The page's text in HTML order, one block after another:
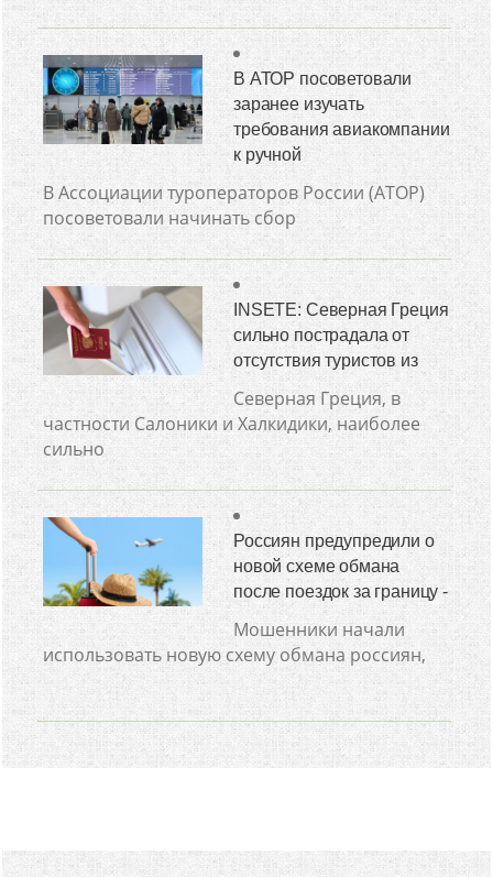
В АТОР посоветовали
заранее изучать
требования авиакомпании
к ручной
В Ассоциации туроператоров России (АТОР)
посоветовали начинать сбор
INSETE: Северная Греция
сильно пострадала от
отсутствия туристов из
Северная Греция, в
частности Салоники и Халкидики, наиболее
сильно
Россиян предупредили о
новой схеме обмана
после поездок за границу -
Мошенники начали
использовать новую схему обмана россиян,